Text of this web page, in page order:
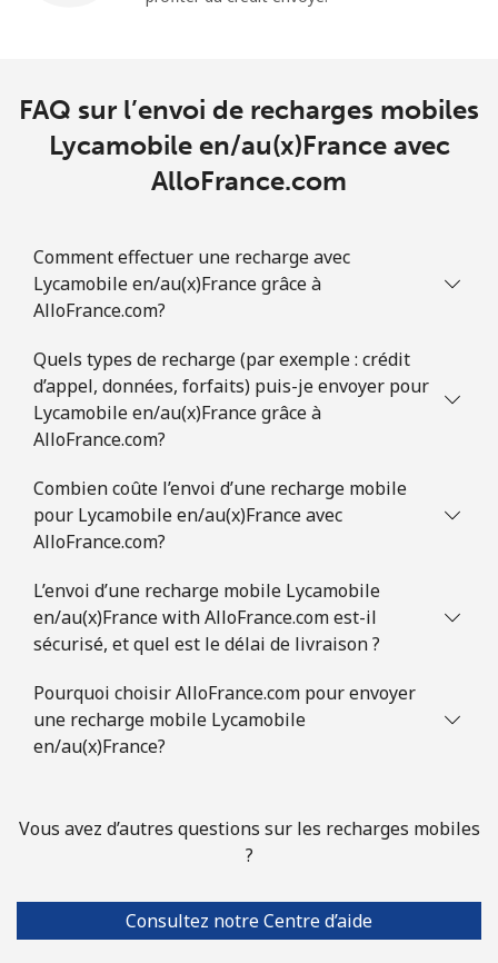
FAQ sur l’envoi de recharges mobiles
Lycamobile en/au(x)France avec
AlloFrance.com
Comment effectuer une recharge avec
Lycamobile en/au(x)France grâce à
AlloFrance.com?
Quels types de recharge (par exemple : crédit
d’appel, données, forfaits) puis-je envoyer pour
Lycamobile en/au(x)France grâce à
AlloFrance.com?
Combien coûte l’envoi d’une recharge mobile
pour Lycamobile en/au(x)France avec
AlloFrance.com?
L’envoi d’une recharge mobile Lycamobile
en/au(x)France with AlloFrance.com est-il
sécurisé, et quel est le délai de livraison ?
Pourquoi choisir AlloFrance.com pour envoyer
une recharge mobile Lycamobile
en/au(x)France?
Vous avez d’autres questions sur les recharges mobiles
?
Consultez notre Centre d’aide